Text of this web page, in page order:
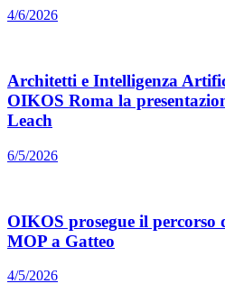
4/6/2026
Architetti e Intelligenza
OIKOS Roma la
Leach
6/5/2026
OIKOS prosegue il
MOP a Gatteo
4/5/2026